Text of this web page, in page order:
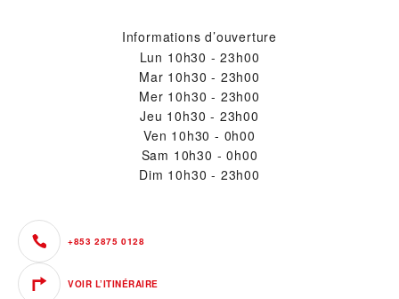
Informations d’ouverture
Lun 10h30 - 23h00
Mar 10h30 - 23h00
Mer 10h30 - 23h00
Jeu 10h30 - 23h00
Ven 10h30 - 0h00
Sam 10h30 - 0h00
Dim 10h30 - 23h00
+853 2875 0128
VOIR L’ITINÉRAIRE